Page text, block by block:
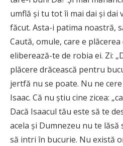
umflă și tu tot îi mai dai și dai
făcut. Asta-i patima noastră,
Caută, omule, care e
eliberează-te de robia ei. Zi:
plăcere drăcească pentru
jertfă nu se poate. Nu ne
Isaac. Că nu știu cine zicea:
Dacă Isaacul tău este să te
acela și Dumnezeu nu te
să intri în bucurie. Nu există